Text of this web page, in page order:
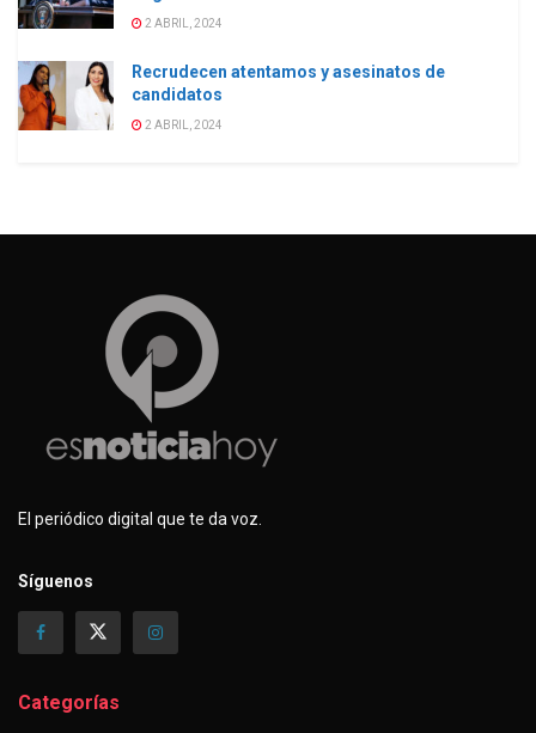
2 ABRIL, 2024
Recrudecen atentamos y asesinatos de
candidatos
2 ABRIL, 2024
El periódico digital que te da voz.
Síguenos
Categorías